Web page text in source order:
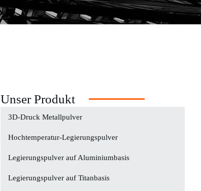
Unser Produkt
3D-Druck Metallpulver
Hochtemperatur-Legierungspulver
Legierungspulver auf Aluminiumbasis
Legierungspulver auf Titanbasis